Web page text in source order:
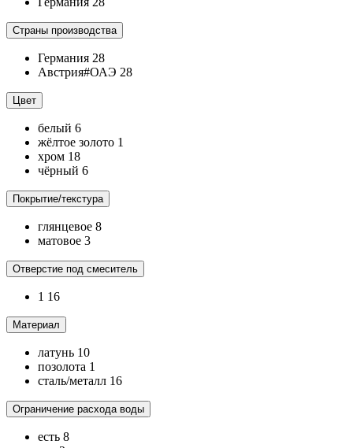
Страны производства
Германия 28
Австрия#ОАЭ 28
Цвет
белый 6
жёлтое золото 1
хром 18
чёрный 6
Покрытие/текстура
глянцевое 8
матовое 3
Отверстие под смеситель
1 16
Материал
латунь 10
позолота 1
сталь/металл 16
Ограничение расхода воды
есть 8